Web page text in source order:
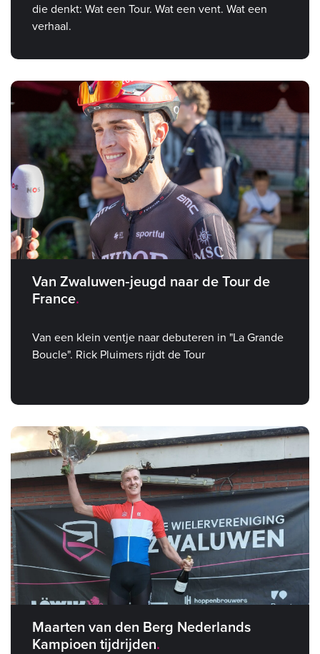
die denkt: Wat een Tour. Wat een vent. Wat een
verhaal.
Van Zwaluwen‑jeugd naar de Tour de
France
Van een klein ventje naar debuteren in "La Grande
Boucle". Rick Pluimers rijdt de Tour
Maarten van den Berg Nederlands
Kampioen tijdrijden